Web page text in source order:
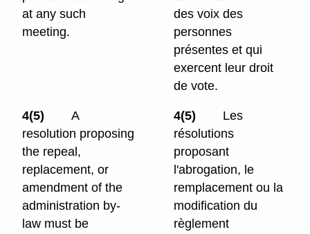
at any such
meeting.
des voix des
personnes
présentes et qui
exercent leur droit
de vote.
4(5)
A
resolution proposing
the repeal,
replacement, or
amendment of the
administration by-
law must be
4(5)
Les
résolutions
proposant
l'abrogation, le
remplacement ou la
modification du
règlement